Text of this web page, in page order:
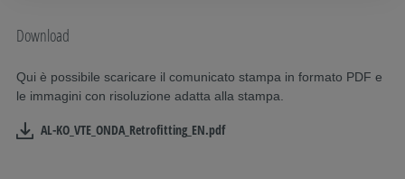
Download
Qui è possibile scaricare il comunicato stampa in formato PDF e
le immagini con risoluzione adatta alla stampa.
AL-KO_VTE_ONDA_Retrofitting_EN.pdf